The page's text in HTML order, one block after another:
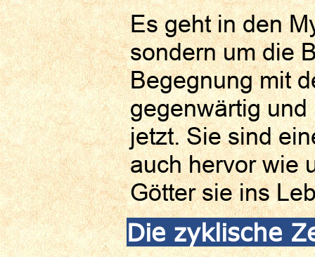
Es geht in den
sondern um die
Begegnung mit
gegenwärtig
jetzt. Sie sind
auch hervor wie
Götter sie ins
Die zyklische